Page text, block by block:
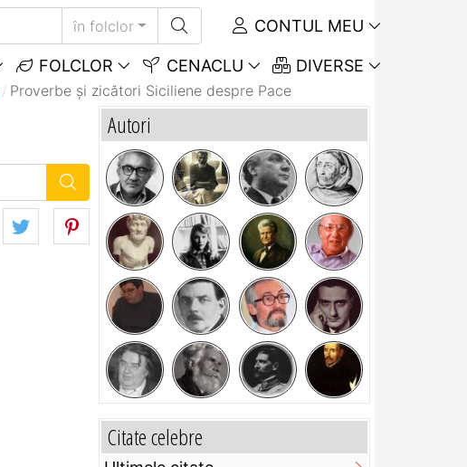
în folclor CONTUL MEU
FOLCLOR CENACLU DIVERSE
Proverbe și zicători Siciliene despre Pace
Autori
Citate celebre